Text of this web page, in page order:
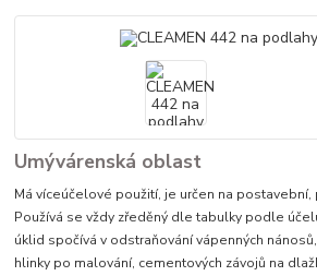
Umývárenská oblast
Má víceúčelové použití, je určen na
Používá se vždy zředěný dle tabulky podle
úklid spočívá v odstraňování vápenných
hlinky po malování, cementových závojů na